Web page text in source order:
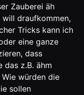
Zauberei äh
draufkommen,
Tricks kann ich
eine ganze
dass
das z.B. ähm
würden die
sollen